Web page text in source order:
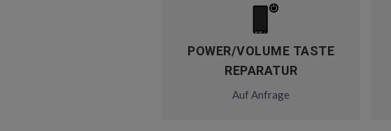
POWER/VOLUME TASTE
REPARATUR
Auf Anfrage